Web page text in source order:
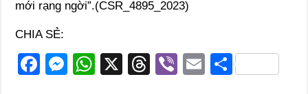
mới rạng ngời”.​(CSR_4895_2023)
CHIA SẺ:
F
M
W
X
T
Vi
E S